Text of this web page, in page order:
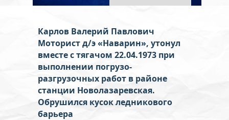
Карлов Валерий Павлович
Моторист д/э «Наварин», утонул
вместе с тягачом 22.04.1973 при
выполнении погрузо-
разгрузочных работ в районе
станции Новолазаревская.
Обрушился кусок ледникового
барьера